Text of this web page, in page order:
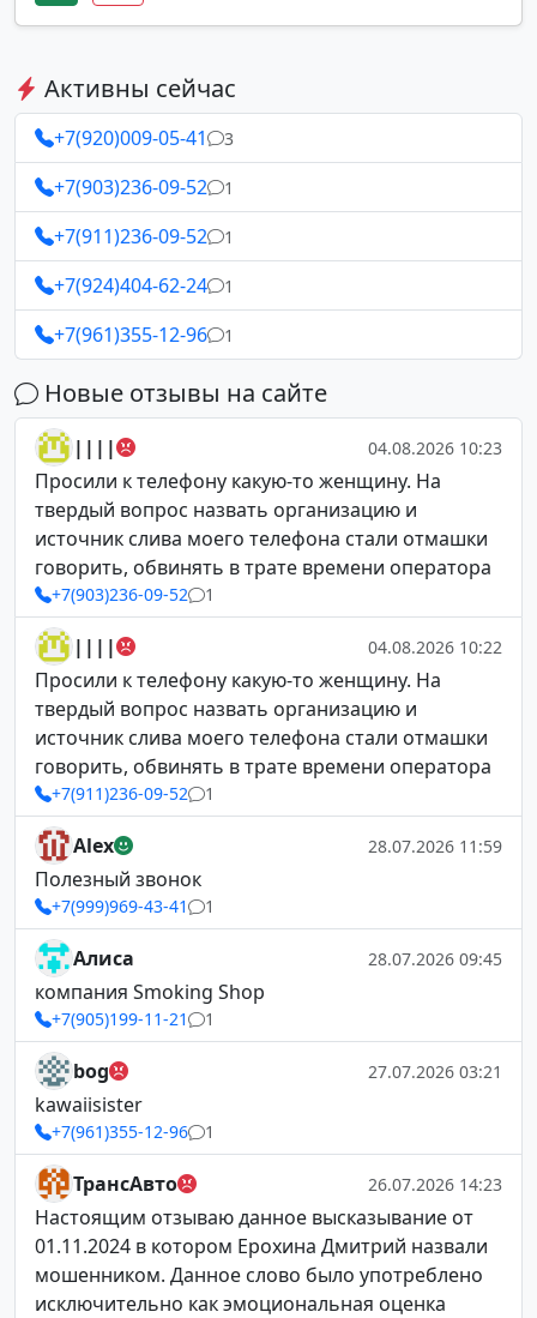
Активны сейчас
+7(920)009-05-41 3
+7(903)236-09-52 1
+7(911)236-09-52 1
+7(924)404-62-24 1
+7(961)355-12-96 1
Новые отзывы на сайте
|||| 04.08.2026 10:23
Просили к телефону какую-то женщину. На
твердый вопрос назвать организацию и
источник слива моего телефона стали отмашки
говорить, обвинять в трате времени оператора
+7(903)236-09-52 1
|||| 04.08.2026 10:22
Просили к телефону какую-то женщину. На
твердый вопрос назвать организацию и
источник слива моего телефона стали отмашки
говорить, обвинять в трате времени оператора
+7(911)236-09-52 1
Alex 28.07.2026 11:59
Полезный звонок
+7(999)969-43-41 1
Алиса 28.07.2026 09:45
компания Smoking Shop
+7(905)199-11-21 1
bog 27.07.2026 03:21
kawaiisister
+7(961)355-12-96 1
ТрансАвто 26.07.2026 14:23
Настоящим отзываю данное высказывание от
01.11.2024 в котором Ерохина Дмитрий назвали
мошенником. Данное слово было употреблено
исключительно как эмоциональная оценка